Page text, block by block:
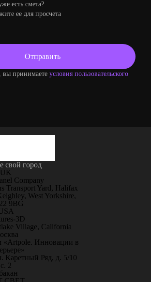
есть смета?
ее для просчета
вы принимаете условия пользовательского
свой город
UK
Company
Transport Yard, Halifax
West Yorkshire,
9BG
3D
Village, California
Инновации в
Каретный Ряд, д. 5/10
с. 2